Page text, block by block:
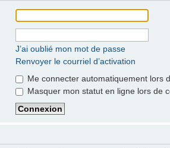
J’ai oublié mon mot de passe
Renvoyer le courriel d’activation
Me connecter automatiquement lors
Masquer mon statut en ligne lors de